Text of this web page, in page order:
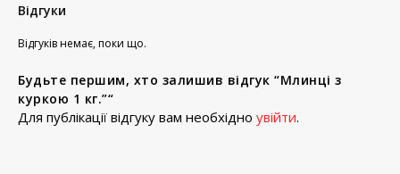
Відгуки
Відгуків немає, поки що.
Будьте першим, хто залишив відгук “Млинці з
куркою 1 кг.”“
Для публікації відгуку вам необхідно увійти.